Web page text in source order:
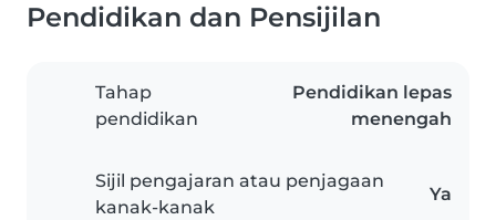
Pendidikan dan Pensijilan
Tahap
pendidikan
Pendidikan lepas
menengah
Sijil pengajaran atau penjagaan
kanak-kanak
Ya